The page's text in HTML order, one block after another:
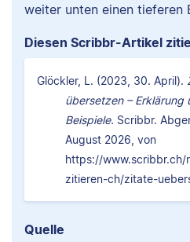
weiter unten einen tieferen
Diesen Scribbr-Artikel
Glöckler, L. (2023, 30. April).
übersetzen – Erklärung
Beispiele. Scribbr.
August 2026, von
https://www.scribbr.ch/
zitieren-ch/zitate-
Quelle